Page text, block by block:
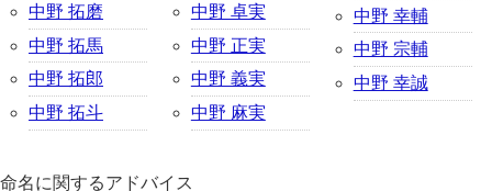
中野 拓磨
中野 拓馬
中野 拓郎
中野 拓斗
中野 卓実
中野 正実
中野 義実
中野 麻実
中野 幸輔
中野 宗輔
中野 幸誠
命名に関するアドバイス